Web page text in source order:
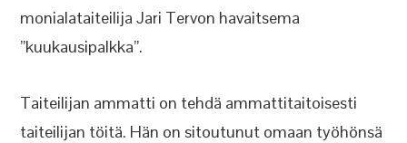
monialataiteilija Jari Tervon havaitsema
”kuukausipalkka”.
Taiteilijan ammatti on tehdä ammattitaitoisesti
taiteilijan töitä. Hän on sitoutunut omaan työhönsä